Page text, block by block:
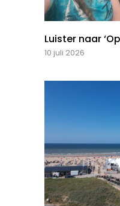
Luister naar
10 juli 2026